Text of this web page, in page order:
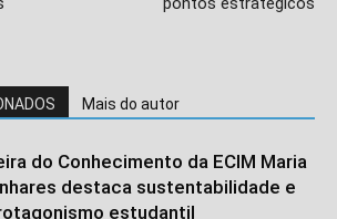
Mais do autor
do Conhecimento da ECIM Maria
destaca sustentabilidade e
estudantil